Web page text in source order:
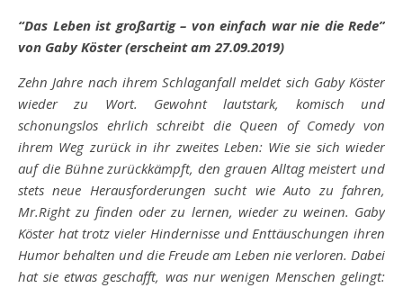
“Das Leben ist großartig – von einfach war nie die Rede”
von Gaby Köster (erscheint am 27.09.2019)
Zehn Jahre nach ihrem Schlaganfall meldet sich Gaby Köster
wieder zu Wort. Gewohnt lautstark, komisch und
schonungslos ehrlich schreibt die Queen of Comedy von
ihrem Weg zurück in ihr zweites Leben: Wie sie sich wieder
auf die Bühne zurückkämpft, den grauen Alltag meistert und
stets neue Herausforderungen sucht wie Auto zu fahren,
Mr.Right zu finden oder zu lernen, wieder zu weinen. Gaby
Köster hat trotz vieler Hindernisse und Enttäuschungen ihren
Humor behalten und die Freude am Leben nie verloren. Dabei
hat sie etwas geschafft, was nur wenigen Menschen gelingt: